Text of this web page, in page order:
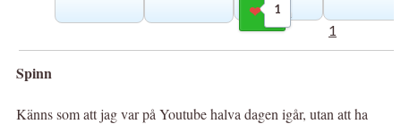
1
Gilla
1
Spinn
Känns som att jag var på Youtube halva dagen igår, utan att ha